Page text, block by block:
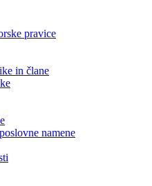
pravice
in člane
namene